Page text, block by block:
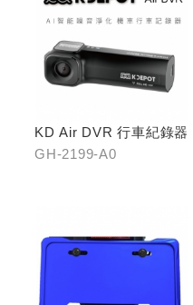
KD Air DVR 行車紀錄器
GH-2199-A0